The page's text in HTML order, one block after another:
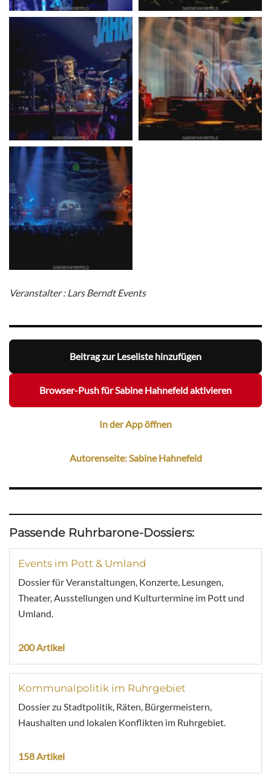
Veranstalter : Lars Berndt Events
Beitrag zur Leseliste hinzufügen
Browser-Push für Sabine Hahnefeld aktivieren
In der App öffnen
Autorenseite: Sabine Hahnefeld
Passende Ruhrbarone-Dossiers:
Events im Pott & Umland
Dossier für Veranstaltungen, Konzerte, Lesungen,
Theater, Ausstellungen und Kulturtermine im Pott und
Umland.
200 Artikel
Kommunalpolitik im Ruhrgebiet
Dossier zu Stadtpolitik, Räten, Bürgermeistern,
Haushalten und lokalen Konflikten im Ruhrgebiet.
158 Artikel